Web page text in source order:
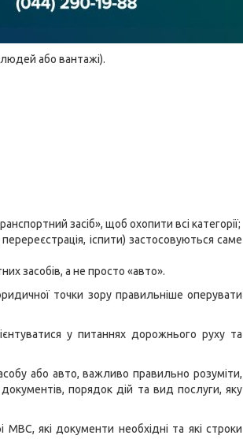
або вантажі).
засіб», щоб охопити всі категорії;
іспити) застосовуються саме
засобів, а не просто «авто».
точки зору правильніше оперувати
у питаннях дорожнього руху та
або авто, важливо правильно розуміти,
порядок дій та вид послуги, яку
які документи необхідні та які строки